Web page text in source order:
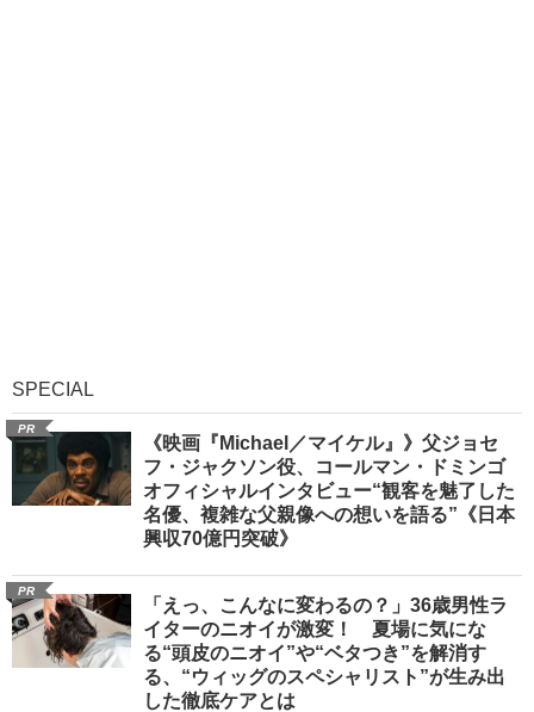
SPECIAL
PR
《映画『Michael／マイケル』》父ジョセ
フ・ジャクソン役、コールマン・ドミンゴ
オフィシャルインタビュー“観客を魅了した
名優、複雑な父親像への想いを語る”《日本
興収70億円突破》
PR
「えっ、こんなに変わるの？」36歳男性ラ
イターのニオイが激変！ 夏場に気にな
る“頭皮のニオイ”や“ベタつき”を解消す
る、“ウィッグのスペシャリスト”が生み出
した徹底ケアとは